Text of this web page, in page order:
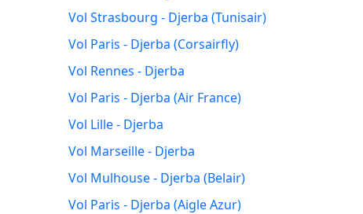
Vol Strasbourg - Djerba (Tunisair)
Vol Paris - Djerba (Corsairfly)
Vol Rennes - Djerba
Vol Paris - Djerba (Air France)
Vol Lille - Djerba
Vol Marseille - Djerba
Vol Mulhouse - Djerba (Belair)
Vol Paris - Djerba (Aigle Azur)